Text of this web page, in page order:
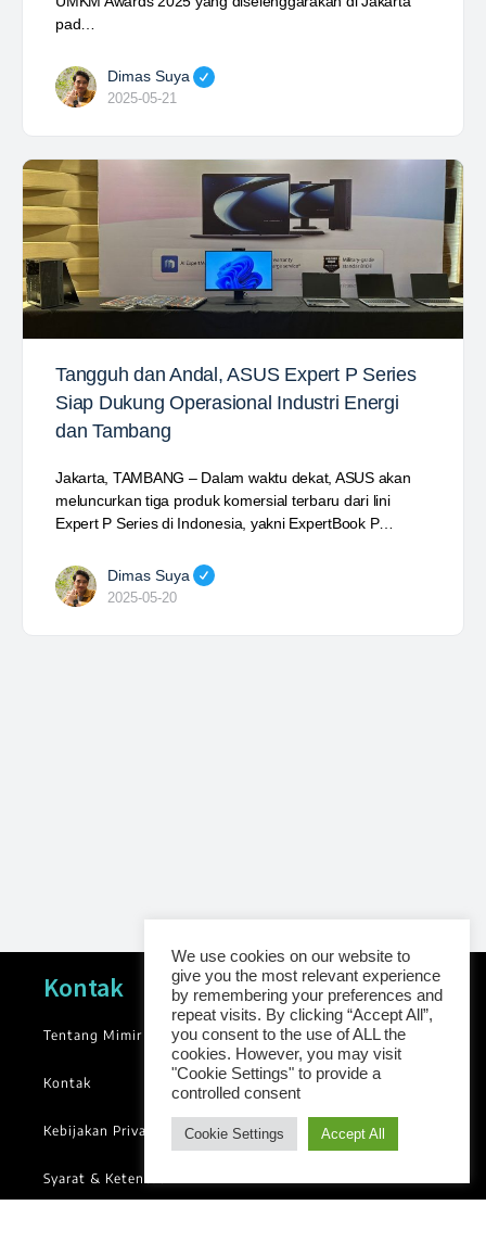
pad…
Dimas Suya
2025-05-21
Tangguh dan Andal, ASUS Expert P Series
Siap Dukung Operasional Industri Energi
dan Tambang
Jakarta, TAMBANG – Dalam waktu dekat, ASUS akan
meluncurkan tiga produk komersial terbaru dari lini
Expert P Series di Indonesia, yakni ExpertBook P…
Dimas Suya
2025-05-20
Kontak
Tentang Mimir
Kontak
Kebijakan Privasi
Syarat & Ketentuan
Navigasi
News
Blog
We use cookies on our website to
give you the most relevant experience
by remembering your preferences and
repeat visits. By clicking “Accept All”,
you consent to the use of ALL the
cookies. However, you may visit
"Cookie Settings" to provide a
controlled consent
Cookie Settings Accept All